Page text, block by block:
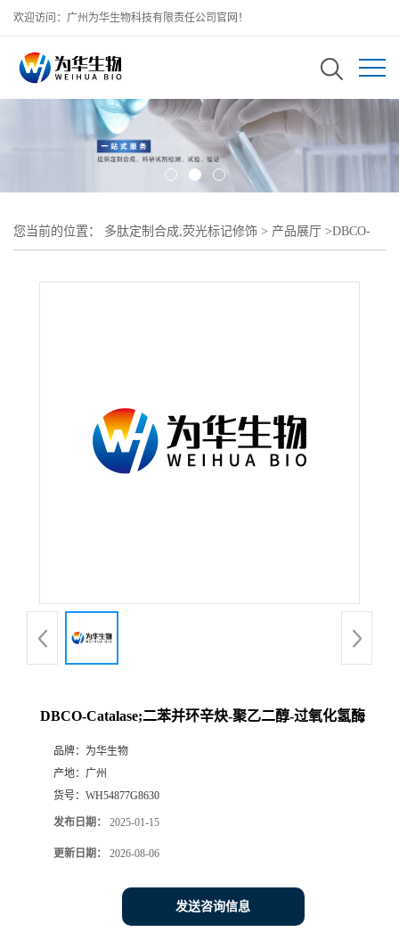
欢迎访问：广州为华生物科技有限责任公司官网！
您当前的位置： 多肽定制合成,荧光标记修饰 > 产品展厅 >DBCO-
DBCO-Catalase;二苯并环辛炔-聚乙二醇-过氧化氢酶
品牌： 为华生物
产地： 广州
货号： WH54877G8630
发布日期： 2025-01-15
更新日期： 2026-08-06
发送咨询信息